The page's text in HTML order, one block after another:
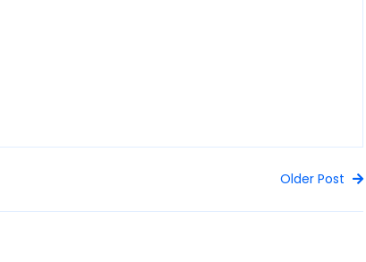
Older Post